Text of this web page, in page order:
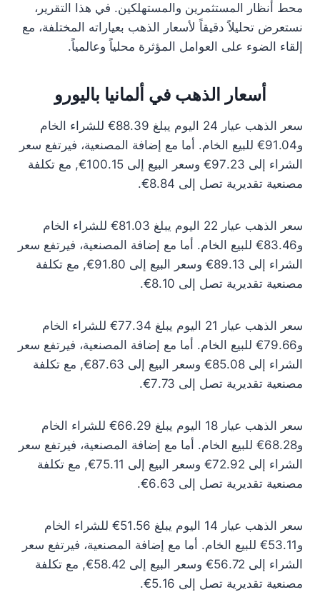
محط أنظار المستثمرين والمستهلكين. في هذا التقرير،
نستعرض تحليلاً دقيقاً لأسعار الذهب بعياراته المختلفة، مع
إلقاء الضوء على العوامل المؤثرة محلياً وعالمياً.
أسعار الذهب في ألمانيا باليورو
سعر الذهب عيار 24 اليوم يبلغ 88.39€ للشراء الخام
و91.04€ للبيع الخام. أما مع إضافة المصنعية، فيرتفع سعر
الشراء إلى 97.23€ وسعر البيع إلى 100.15€, مع تكلفة
مصنعية تقديرية تصل إلى 8.84€.
سعر الذهب عيار 22 اليوم يبلغ 81.03€ للشراء الخام
و83.46€ للبيع الخام. أما مع إضافة المصنعية، فيرتفع سعر
الشراء إلى 89.13€ وسعر البيع إلى 91.80€, مع تكلفة
مصنعية تقديرية تصل إلى 8.10€.
سعر الذهب عيار 21 اليوم يبلغ 77.34€ للشراء الخام
و79.66€ للبيع الخام. أما مع إضافة المصنعية، فيرتفع سعر
الشراء إلى 85.08€ وسعر البيع إلى 87.63€, مع تكلفة
مصنعية تقديرية تصل إلى 7.73€.
سعر الذهب عيار 18 اليوم يبلغ 66.29€ للشراء الخام
و68.28€ للبيع الخام. أما مع إضافة المصنعية، فيرتفع سعر
الشراء إلى 72.92€ وسعر البيع إلى 75.11€, مع تكلفة
مصنعية تقديرية تصل إلى 6.63€.
سعر الذهب عيار 14 اليوم يبلغ 51.56€ للشراء الخام
و53.11€ للبيع الخام. أما مع إضافة المصنعية، فيرتفع سعر
الشراء إلى 56.72€ وسعر البيع إلى 58.42€, مع تكلفة
مصنعية تقديرية تصل إلى 5.16€.